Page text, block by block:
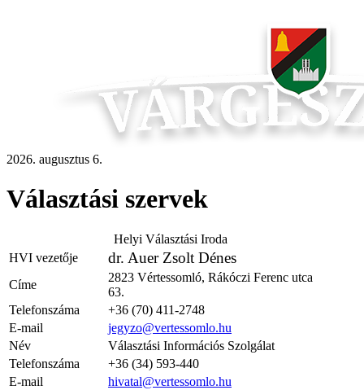
2026. augusztus 6.
Választási szervek
Helyi Választási Iroda
HVI vezetője
dr. Auer Zsolt Dénes
Címe
2823 Vértessomló, Rákóczi Ferenc utca
63.
Telefonszáma
+36 (70) 411-2748
E-mail
jegyzo@vertessomlo.hu
Név
Választási Információs Szolgálat
Telefonszáma
+36 (34) 593-440
E-mail
hivatal@vertessomlo.hu